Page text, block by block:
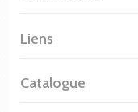
Liens
Catalogue